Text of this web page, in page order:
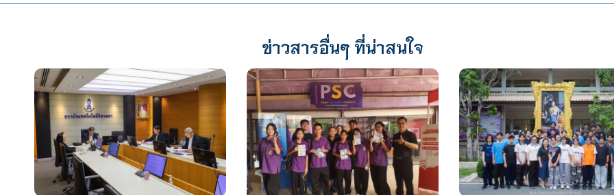
ข่าวสารอื่นๆ ที่น่าสนใจ